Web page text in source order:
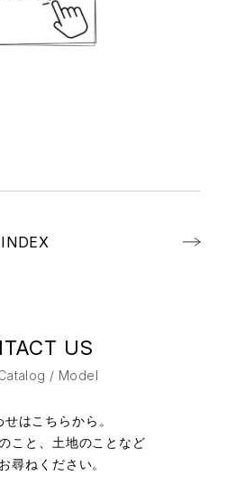
INDEX
US
/ Model
はこちらから。
こと、土地のことなど
尋ねください。